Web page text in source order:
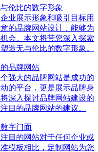
伦比的数字形象
业展示形象和吸引目标用
的品牌网站设计，能够为
会。本文将带您深入探索
造无与伦比的数字形象。
品牌网站
强大的品牌网站是成功的
的平台，更是展示品牌身
深入探讨品牌网站建设的
目的品牌网站的建议。
字门面
目的网站对于任何企业或
模板相比，定制网站为您